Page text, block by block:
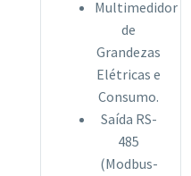
Multimedidor
de
Grandezas
Elétricas e
Consumo.
Saída RS-
485
(Modbus-